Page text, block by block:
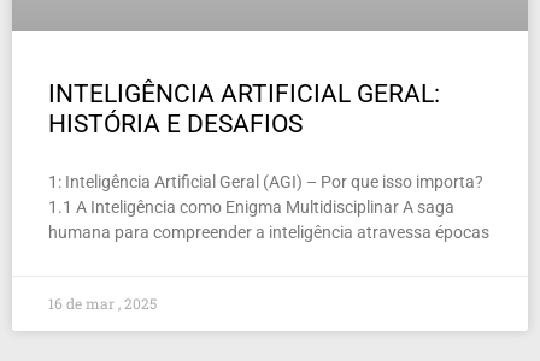
INTELIGÊNCIA ARTIFICIAL GERAL:
HISTÓRIA E DESAFIOS
1: Inteligência Artificial Geral (AGI) – Por que isso importa?
1.1 A Inteligência como Enigma Multidisciplinar A saga
humana para compreender a inteligência atravessa épocas
16 de mar , 2025